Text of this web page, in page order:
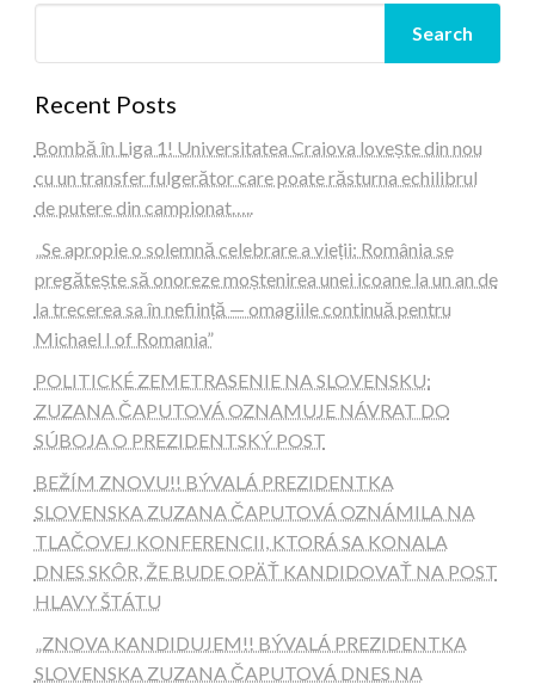
Search
Recent Posts
Bombă în Liga 1! Universitatea Craiova lovește din nou
cu un transfer fulgerător care poate răsturna echilibrul
de putere din campionat…..
„Se apropie o solemnă celebrare a vieții: România se
pregătește să onoreze moștenirea unei icoane la un an de
la trecerea sa în neființă — omagiile continuă pentru
Michael I of Romania”
POLITICKÉ ZEMETRASENIE NA SLOVENSKU:
ZUZANA ČAPUTOVÁ OZNAMUJE NÁVRAT DO
SÚBOJA O PREZIDENTSKÝ POST
BEŽÍM ZNOVU!! BÝVALÁ PREZIDENTKA
SLOVENSKA ZUZANA ČAPUTOVÁ OZNÁMILA NA
TLAČOVEJ KONFERENCII, KTORÁ SA KONALA
DNES SKÔR, ŽE BUDE OPÄŤ KANDIDOVAŤ NA POST
HLAVY ŠTÁTU
„ZNOVA KANDIDUJEM!! BÝVALÁ PREZIDENTKA
SLOVENSKA ZUZANA ČAPUTOVÁ DNES NA